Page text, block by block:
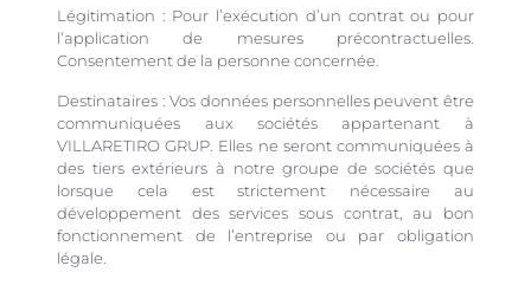
Légitimation : Pour l’exécution d’un contrat ou pour
l’application de mesures précontractuelles.
Consentement de la personne concernée.
Destinataires : Vos données personnelles peuvent être
communiquées aux sociétés appartenant à
VILLARETIRO GRUP. Elles ne seront communiquées à
des tiers extérieurs à notre groupe de sociétés que
lorsque cela est strictement nécessaire au
développement des services sous contrat, au bon
fonctionnement de l’entreprise ou par obligation
légale.